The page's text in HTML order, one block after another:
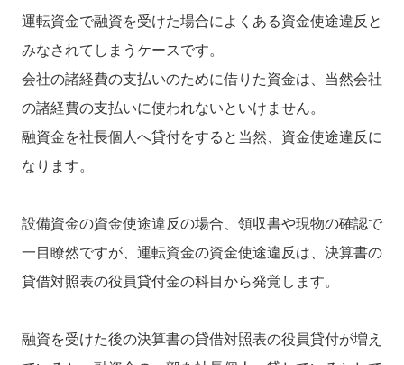
運転資金で融資を受けた場合によくある資金使途違反と
みなされてしまうケースです。
会社の諸経費の支払いのために借りた資金は、当然会社
の諸経費の支払いに使われないといけません。
融資金を社長個人へ貸付をすると当然、資金使途違反に
なります。
設備資金の資金使途違反の場合、領収書や現物の確認で
一目瞭然ですが、運転資金の資金使途違反は、決算書の
貸借対照表の役員貸付金の科目から発覚します。
融資を受けた後の決算書の貸借対照表の役員貸付が増え